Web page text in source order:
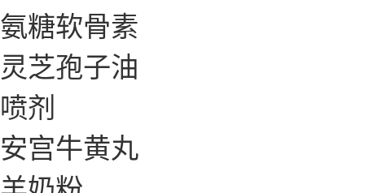
氨糖软骨素
灵芝孢子油
喷剂
安宫牛黄丸